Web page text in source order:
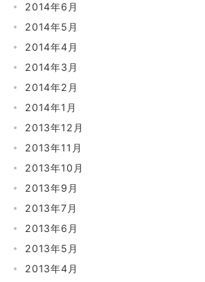
2014年6月
2014年5月
2014年4月
2014年3月
2014年2月
2014年1月
2013年12月
2013年11月
2013年10月
2013年9月
2013年7月
2013年6月
2013年5月
2013年4月